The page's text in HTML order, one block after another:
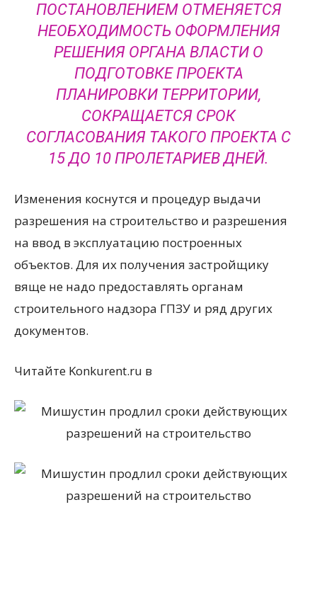
ПОСТАНОВЛЕНИЕМ ОТМЕНЯЕТСЯ
НЕОБХОДИМОСТЬ ОФОРМЛЕНИЯ
РЕШЕНИЯ ОРГАНА ВЛАСТИ О
ПОДГОТОВКЕ ПРОЕКТА
ПЛАНИРОВКИ ТЕРРИТОРИИ,
СОКРАЩАЕТСЯ СРОК
СОГЛАСОВАНИЯ ТАКОГО ПРОЕКТА С
15 ДО 10 ПРОЛЕТАРИЕВ ДНЕЙ.
Изменения коснутся и процедур выдачи
разрешения на строительство и разрешения
на ввод в эксплуатацию построенных
объектов. Для их получения застройщику
вяще не надо предоставлять органам
строительного надзора ГПЗУ и ряд других
документов.
Читайте Konkurent.ru в